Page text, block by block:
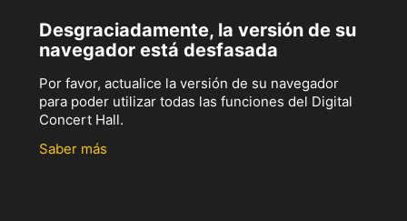
Desgraciadamente, la versión de su
navegador está desfasada
Por favor, actualice la versión de su navegador
para poder utilizar todas las funciones del Digital
Concert Hall.
Saber más